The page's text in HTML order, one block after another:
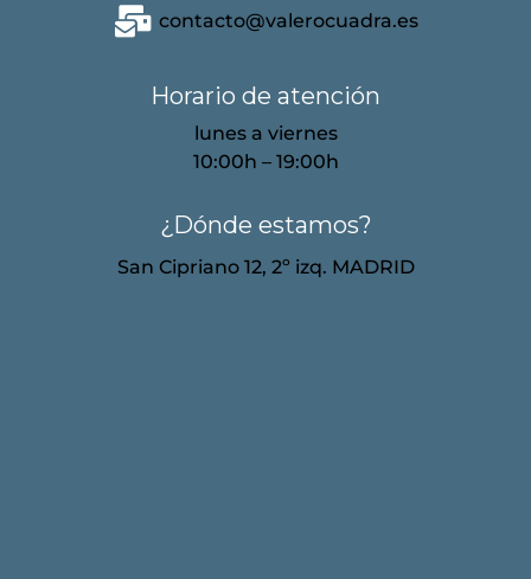
contacto@valerocuadra.es
Horario de atención
lunes a viernes
10:00h – 19:00h
¿Dónde estamos?
San Cipriano 12, 2º izq. MADRID